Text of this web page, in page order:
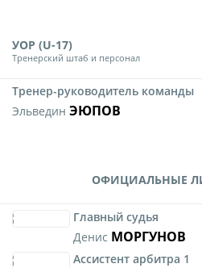
УОР (U-17)
Тренерский штаб и персонал
Тренер-руководитель команды
Эльведин ЭЮПОВ
ОФИЦИАЛЬНЫЕ
Главный судья
Денис МОРГУНОВ
Ассистент арбитра 1